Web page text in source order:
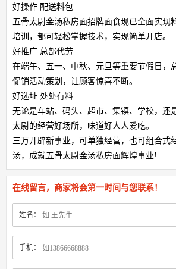
好操作 配送料包
五骨太尉金汤私房面招牌面食现已全面实现
培训，都可轻松掌握技术，实现简单开店。
好推广 总部代劳
在端午、五一、中秋、元旦等重要节假日，
促销活动策划，让顾客惊喜不断。
好选址 处处有料
无论是车站、码头、超市、集镇、学校，还
太尉的经营好场所，味道好人人爱吃。
三万开辟新事业，可单独经营，也可组合式
汤，成就五骨太尉金汤私房面辉煌事业!
在线留言，商家将会第一时间与您联系！
姓名：
手机：